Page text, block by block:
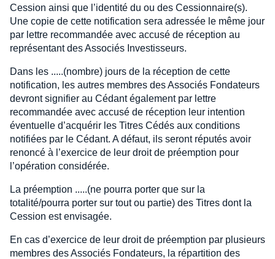
Cession ainsi que l’identité du ou des Cessionnaire(s).
Une copie de cette notification sera adressée le même jour
par lettre recommandée avec accusé de réception au
représentant des Associés Investisseurs.
Dans les .....(nombre) jours de la réception de cette
notification, les autres membres des Associés Fondateurs
devront signifier au Cédant également par lettre
recommandée avec accusé de réception leur intention
éventuelle d’acquérir les Titres Cédés aux conditions
notifiées par le Cédant. A défaut, ils seront réputés avoir
renoncé à l’exercice de leur droit de préemption pour
l’opération considérée.
La préemption .....(ne pourra porter que sur la
totalité/pourra porter sur tout ou partie) des Titres dont la
Cession est envisagée.
En cas d’exercice de leur droit de préemption par plusieurs
membres des Associés Fondateurs, la répartition des